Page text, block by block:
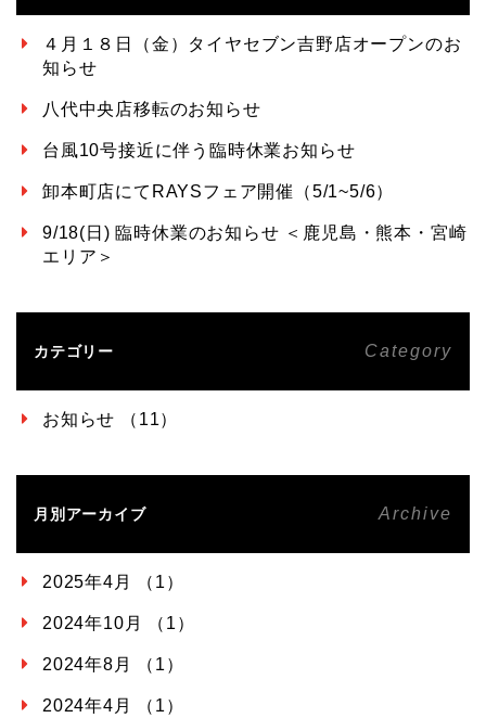
４月１８日（金）タイヤセブン吉野店オープンのお
知らせ
八代中央店移転のお知らせ
台風10号接近に伴う臨時休業お知らせ
卸本町店にてRAYSフェア開催（5/1~5/6）
9/18(日) 臨時休業のお知らせ ＜鹿児島・熊本・宮崎
エリア＞
カテゴリー Category
お知らせ （11）
月別アーカイブ Archive
2025年4月 （1）
2024年10月 （1）
2024年8月 （1）
2024年4月 （1）